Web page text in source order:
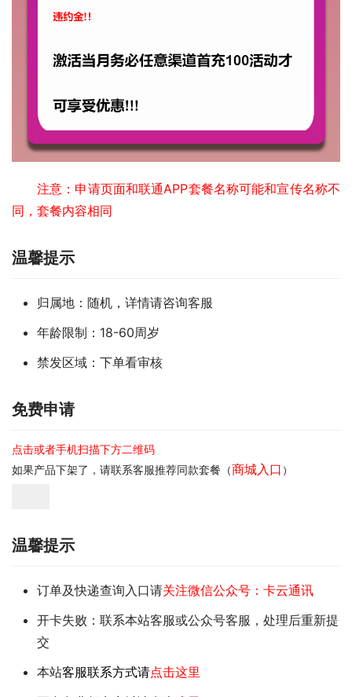
注意：申请页面和联通APP套餐名称可能和宣传名称不
同，套餐内容相同
温馨提示
归属地：随机，详情请咨询客服
年龄限制：18-60周岁
禁发区域：下单看审核
免费申请
点击或者手机扫描下方二维码
如果产品下架了，请联系客服推荐同款套餐（商城入口 ）
温馨提示
订单及快递查询入口请关注微信公众号：卡云通讯
开卡失败：联系本站客服或公众号客服，处理后重新提
交
本站客服联系方式请点击这里